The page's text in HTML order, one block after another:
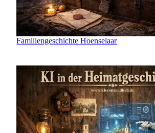
Familiengeschichte Hoenselaar